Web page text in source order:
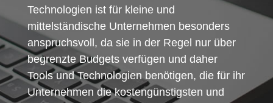
Technologien ist für kleine und
mittelständische Unternehmen besonders
anspruchsvoll, da sie in der Regel nur über
begrenzte Budgets verfügen und daher
Tools und Technologien benötigen, die für ihr
Unternehmen die kostengünstigsten und